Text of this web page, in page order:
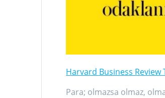
Harvard Business Review
Para; olmazsa olmaz,